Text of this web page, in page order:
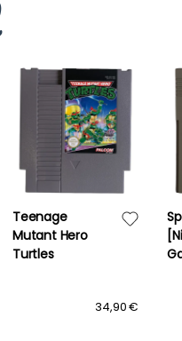
Teenage
Mutant Hero
Turtles
34,90 €